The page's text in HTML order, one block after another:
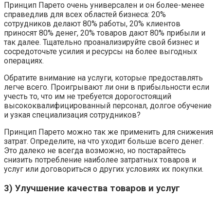
Принцип Парето очень универсален и он более-менее
справедлив для всех областей бизнеса: 20%
сотрудников делают 80% работы, 20% клиентов
приносят 80% денег, 20% товаров дают 80% прибыли и
так далее. Тщательно проанализируйте свой бизнес и
сосредоточьте усилия и ресурсы на более выгодных
операциях.
Обратите внимание на услуги, которые предоставлять
легче всего. Проигрывают ли они в прибыльности если
учесть то, что им не требуется дорогостоящий
высококвалифицированный персонал, долгое обучение
и узкая специализация сотрудников?
Принцип Парето можно так же применить для снижения
затрат. Определите, на что уходит больше всего денег.
Это далеко не всегда возможно, но постарайтесь
снизить потребление наиболее затратных товаров и
услуг или договориться о других условиях их покупки.
3) Улучшение качества товаров и услуг